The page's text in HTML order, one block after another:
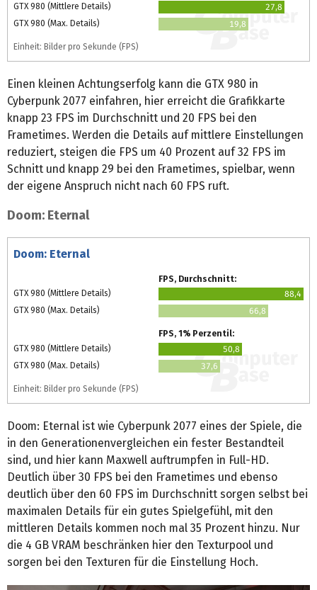
GTX 980 (Mittlere Details)
27,8
GTX 980 (Max. Details)
19,8
Einheit: Bilder pro Sekunde (FPS)
Einen kleinen Achtungserfolg kann die GTX 980 in
Cyberpunk 2077 einfahren, hier erreicht die Grafikkarte
knapp 23 FPS im Durchschnitt und 20 FPS bei den
Frametimes. Werden die Details auf mittlere Einstellungen
reduziert, steigen die FPS um 40 Prozent auf 32 FPS im
Schnitt und knapp 29 bei den Frametimes, spielbar, wenn
der eigene Anspruch nicht nach 60 FPS ruft.
Doom: Eternal
Doom: Eternal
FPS, Durchschnitt:
GTX 980 (Mittlere Details)
88,4
GTX 980 (Max. Details)
66,8
FPS, 1% Perzentil:
GTX 980 (Mittlere Details)
50,8
GTX 980 (Max. Details)
37,6
Einheit: Bilder pro Sekunde (FPS)
Doom: Eternal ist wie Cyberpunk 2077 eines der Spiele, die
in den Generationenvergleichen ein fester Bestandteil
sind, und hier kann Maxwell auftrumpfen in Full-HD.
Deutlich über 30 FPS bei den Frametimes und ebenso
deutlich über den 60 FPS im Durchschnitt sorgen selbst bei
maximalen Details für ein gutes Spielgefühl, mit den
mittleren Details kommen noch mal 35 Prozent hinzu. Nur
die 4 GB VRAM beschränken hier den Texturpool und
sorgen bei den Texturen für die Einstellung Hoch.